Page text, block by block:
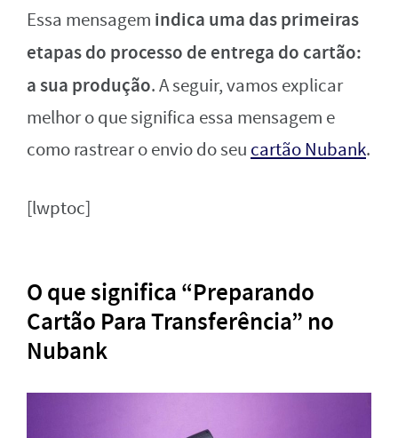
Essa mensagem indica uma das primeiras
etapas do processo de entrega do cartão:
a sua produção. A seguir, vamos explicar
melhor o que significa essa mensagem e
como rastrear o envio do seu cartão Nubank.
[lwptoc]
O que significa “Preparando
Cartão Para Transferência” no
Nubank